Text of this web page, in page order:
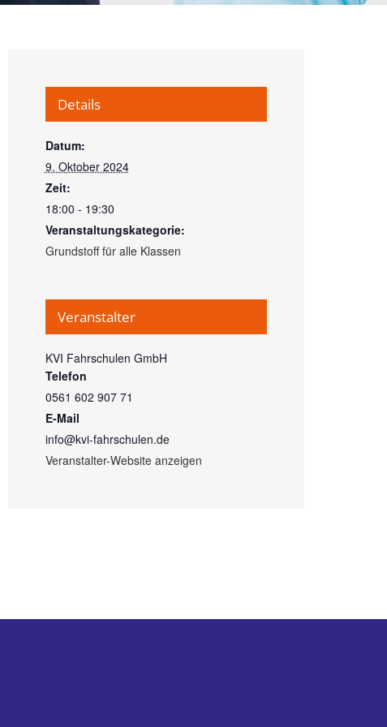
Details
Datum:
9. Oktober 2024
Zeit:
18:00 - 19:30
Veranstaltungskategorie:
Grundstoff für alle Klassen
Veranstalter
KVI Fahrschulen GmbH
Telefon
0561 602 907 71
E-Mail
info@kvi-fahrschulen.de
Veranstalter-Website anzeigen